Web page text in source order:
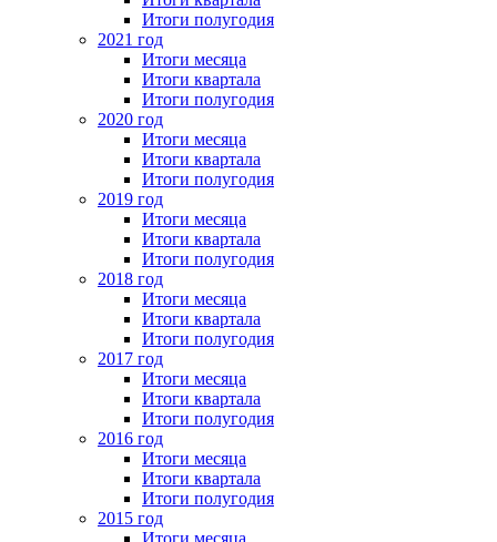
Итоги полугодия
2021 год
Итоги месяца
Итоги квартала
Итоги полугодия
2020 год
Итоги месяца
Итоги квартала
Итоги полугодия
2019 год
Итоги месяца
Итоги квартала
Итоги полугодия
2018 год
Итоги месяца
Итоги квартала
Итоги полугодия
2017 год
Итоги месяца
Итоги квартала
Итоги полугодия
2016 год
Итоги месяца
Итоги квартала
Итоги полугодия
2015 год